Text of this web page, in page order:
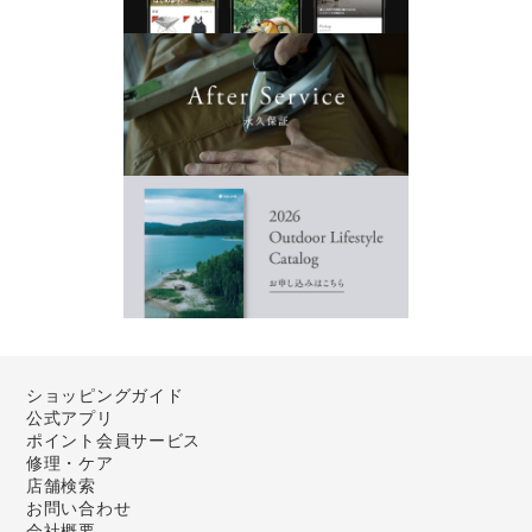
ショッピングガイド
公式アプリ
ポイント会員サービス
修理・ケア
店舗検索
お問い合わせ